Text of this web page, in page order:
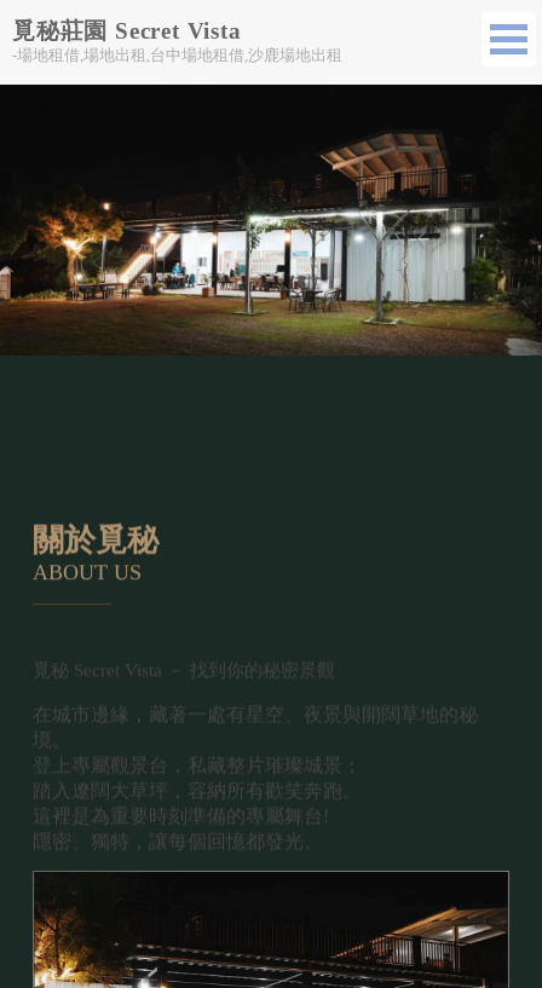
覓秘莊園 Secret Vista
-場地租借,場地出租,台中場地租借,沙鹿場地出租
關於覓秘
ABOUT US
覓秘 Secret Vista － 找到你的秘密景觀
在城市邊緣，藏著一處有星空、夜景與開闊草地的秘
境。
登上專屬觀景台，私藏整片璀璨城景；
踏入遼闊大草坪，容納所有歡笑奔跑。
這裡是為重要時刻準備的專屬舞台!
隱密、獨特，讓每個回憶都發光。